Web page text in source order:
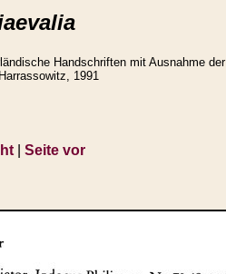
Handschriften mit Ausnahme der
1991
| Seite vor